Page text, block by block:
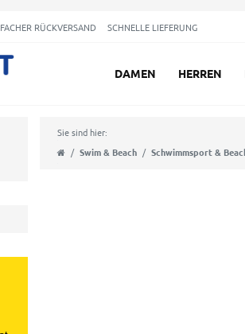
RÜCKVERSAND SCHNELLE LIEFERUNG
DAMEN HERREN
Sie sind hier:
Swim & Beach
Schwimmsport &